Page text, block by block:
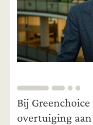
Bij
overtuiging